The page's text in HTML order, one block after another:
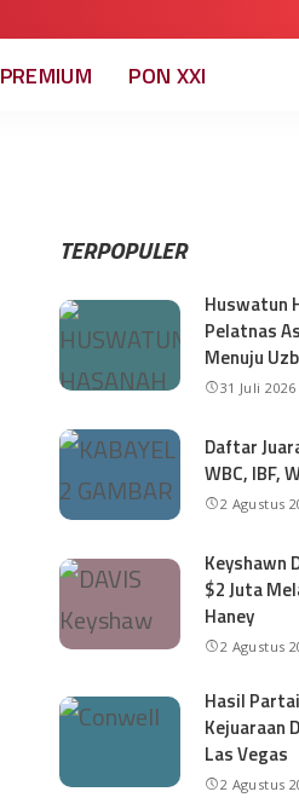
PREMIUM PON XXI
TERPOPULER
Huswatun
Pelatnas
Menuju
31 Juli
Daftar
WBC, IBF,
2 Agustus
Keyshawn
$2 Juta
Haney
2 Agustus
Hasil
Kejuaraan
Las Vegas
2 Agustus